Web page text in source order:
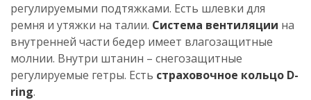
регулируемыми подтяжками. Есть шлевки для
ремня и утяжки на талии. Система вентиляции на
внутренней части бедер имеет влагозащитные
молнии. Внутри штанин – снегозащитные
регулируемые гетры. Есть страховочное кольцо D-
ring.